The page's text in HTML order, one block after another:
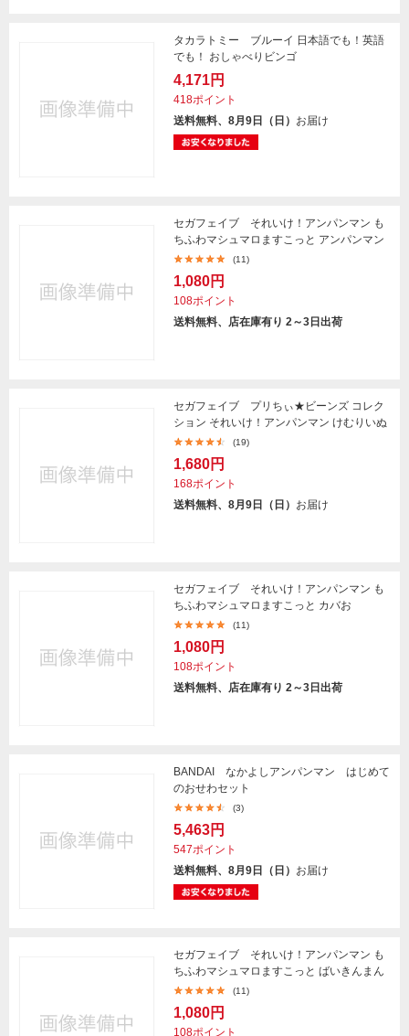
タカラトミー ブルーイ 日本語でも！英語
でも！ おしゃべりビンゴ
4,171円
418ポイント
送料無料、8月9日（日） お届け
セガフェイブ それいけ！アンパンマン も
ちふわマシュマロますこっと アンパンマン
(11)
1,080円
108ポイント
送料無料、店在庫有り 2～3日出荷
セガフェイブ プリちぃ★ビーンズ コレク
ション それいけ！アンパンマン けむりいぬ
(19)
1,680円
168ポイント
送料無料、8月9日（日） お届け
セガフェイブ それいけ！アンパンマン も
ちふわマシュマロますこっと カバお
(11)
1,080円
108ポイント
送料無料、店在庫有り 2～3日出荷
BANDAI なかよしアンパンマン はじめて
のおせわセット
(3)
5,463円
547ポイント
送料無料、8月9日（日） お届け
セガフェイブ それいけ！アンパンマン も
ちふわマシュマロますこっと ばいきんまん
(11)
1,080円
108ポイント